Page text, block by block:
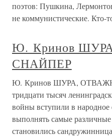
поэтов: Пушкина,
не коммунистические. Кто-
Ю. Кринов
СНАЙПЕР
Ю. Кринов ШУРА,
тридцати тысяч
войны вступили в
выполнять самые
становились